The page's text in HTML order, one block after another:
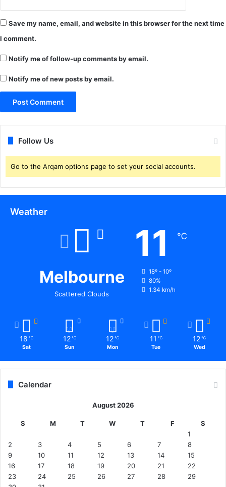
Save my name, email, and website in this browser for the next time
I comment.
Notify me of follow-up comments by email.
Notify me of new posts by email.
Follow Us
Go to the Arqam options page to set your social accounts.
Weather
Melbourne
Scattered Clouds
11 ℃
18º - 10º
80%
1.34 km/h
18 ℃
Sat
12 ℃
Sun
12 ℃
Mon
11 ℃
Tue
12 ℃
Wed
Calendar
August 2026
S M T W T F
S
1
2
3 4 5 6 7
8
9
10 11 12 13 14
15
16
17 18 19 20 21
22
23
24 25 26 27 28
29